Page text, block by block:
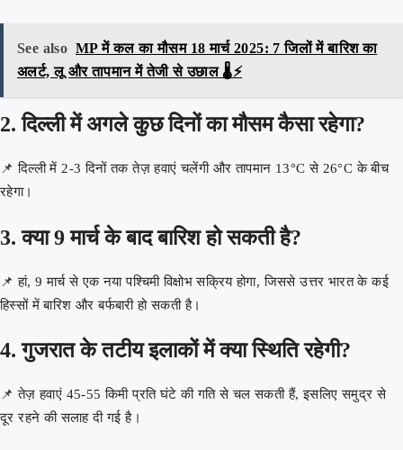
See also MP में कल का मौसम 18 मार्च 2025: 7 जिलों में बारिश का
अलर्ट, लू और तापमान में तेजी से उछाल 🌡️⚡
2. दिल्ली में अगले कुछ दिनों का मौसम कैसा रहेगा?
📌 दिल्ली में 2-3 दिनों तक तेज़ हवाएं चलेंगी और तापमान 13°C से 26°C के बीच
रहेगा।
3. क्या 9 मार्च के बाद बारिश हो सकती है?
📌 हां, 9 मार्च से एक नया पश्चिमी विक्षोभ सक्रिय होगा, जिससे उत्तर भारत के कई
हिस्सों में बारिश और बर्फबारी हो सकती है।
4. गुजरात के तटीय इलाकों में क्या स्थिति रहेगी?
📌 तेज़ हवाएं 45-55 किमी प्रति घंटे की गति से चल सकती हैं, इसलिए समुद्र से
दूर रहने की सलाह दी गई है।